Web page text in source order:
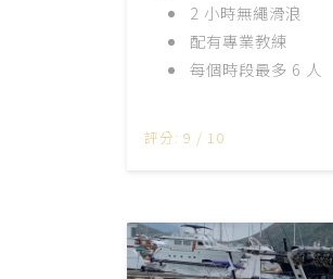
2 小時無繩滑浪
配有專業教練
每個時段最多 6 人
評分: 9 / 10